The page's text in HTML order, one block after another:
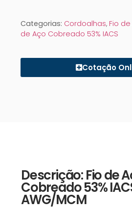
Categorias: Cordoalhas, Fio
de Aço Cobreado 53% IACS
Cotação
Descrição: Fio de
Cobreado 53%
AWG/MCM